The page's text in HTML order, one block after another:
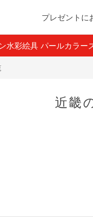
プレゼントに
水彩絵具 パールカラ
近畿